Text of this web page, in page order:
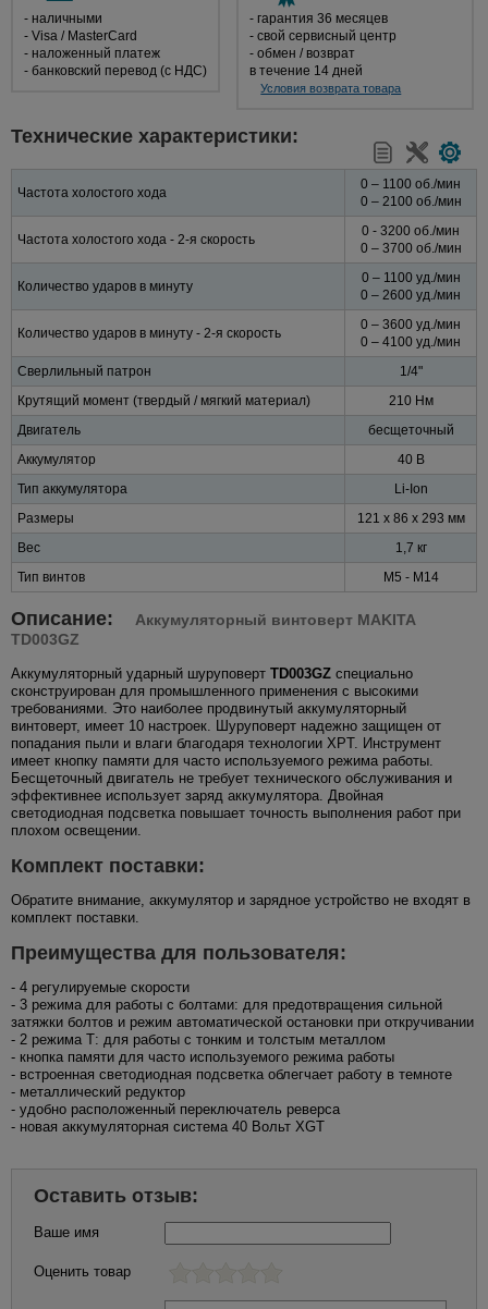
- наличными
- Visa / MasterCard
- наложенный платеж
- банковский перевод (с НДС)
- гарантия 36 месяцев
- свой сервисный центр
- обмен / возврат
в течение 14 дней
Условия возврата товара
Технические характеристики:
Частота холостого хода
0 – 1100 об./мин
0 – 2100 об./мин
Частота холостого хода - 2-я скорость
0 - 3200 об./мин
0 – 3700 об./мин
Количество ударов в минуту
0 – 1100 уд./мин
0 – 2600 уд./мин
Количество ударов в минуту - 2-я скорость
0 – 3600 уд./мин
0 – 4100 уд./мин
Сверлильный патрон
1/4"
Крутящий момент (твердый / мягкий материал)
210 Нм
Двигатель
бесщеточный
Аккумулятор
40 В
Тип аккумулятора
Li-Ion
Размеры
121 x 86 x 293 мм
Вес
1,7 кг
Тип винтов
M5 - M14
Описание:
Аккумуляторный винтоверт MAKITA
TD003GZ
Аккумуляторный ударный шуруповерт TD003GZ специально
сконструирован для промышленного применения с высокими
требованиями. Это наиболее продвинутый аккумуляторный
винтоверт, имеет 10 настроек. Шуруповерт надежно защищен от
попадания пыли и влаги благодаря технологии XPT. Инструмент
имеет кнопку памяти для часто используемого режима работы.
Бесщеточный двигатель не требует технического обслуживания и
эффективнее использует заряд аккумулятора. Двойная
светодиодная подсветка повышает точность выполнения работ при
плохом освещении.
Комплект поставки:
Обратите внимание, аккумулятор и зарядное устройство не входят в
комплект поставки.
Преимущества для пользователя:
- 4 регулируемые скорости
- 3 режима для работы с болтами: для предотвращения сильной
затяжки болтов и режим автоматической остановки при откручивании
- 2 режима Т: для работы с тонким и толстым металлом
- кнопка памяти для часто используемого режима работы
- встроенная светодиодная подсветка облегчает работу в темноте
- металлический редуктор
- удобно расположенный переключатель реверса
- новая аккумуляторная система 40 Вольт XGT
Оставить отзыв:
Ваше имя
Оценить товар